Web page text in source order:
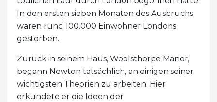
In den ersten sieben Monaten des Ausbruchs
waren rund 100.000 Einwohner Londons
gestorben.
Zurück in seinem Haus, Woolsthorpe Manor,
begann Newton tatsächlich, an einigen seiner
wichtigsten Theorien zu arbeiten. Hier
erkundete er die Ideen der